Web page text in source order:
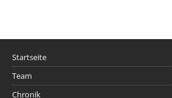
Startseite
Team
Chronik